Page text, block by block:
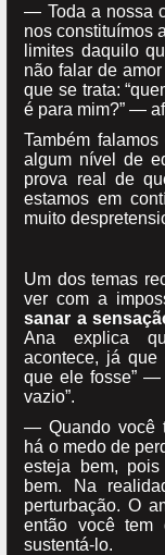
— Toda a nossa
nos constituímos
limites daquilo
não falar de
que se trata:
é para mim?” —
Também
algum nível de
prova real de
estamos em
muito
Um dos temas
ver com a
sanar a
Ana explica
acontece, já que
que ele fosse” —
vazio”.
— Quando você
há o medo de
esteja bem,
bem. Na
perturbação. O
então você tem
sustentá-lo.